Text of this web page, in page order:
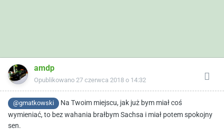
amdp
Opublikowano 27 czerwca 2018 o 14:32
@gmatkowski
Na Twoim miejscu, jak już bym miał coś
wymieniać, to bez wahania brałbym Sachsa i miał potem spokojny
sen.